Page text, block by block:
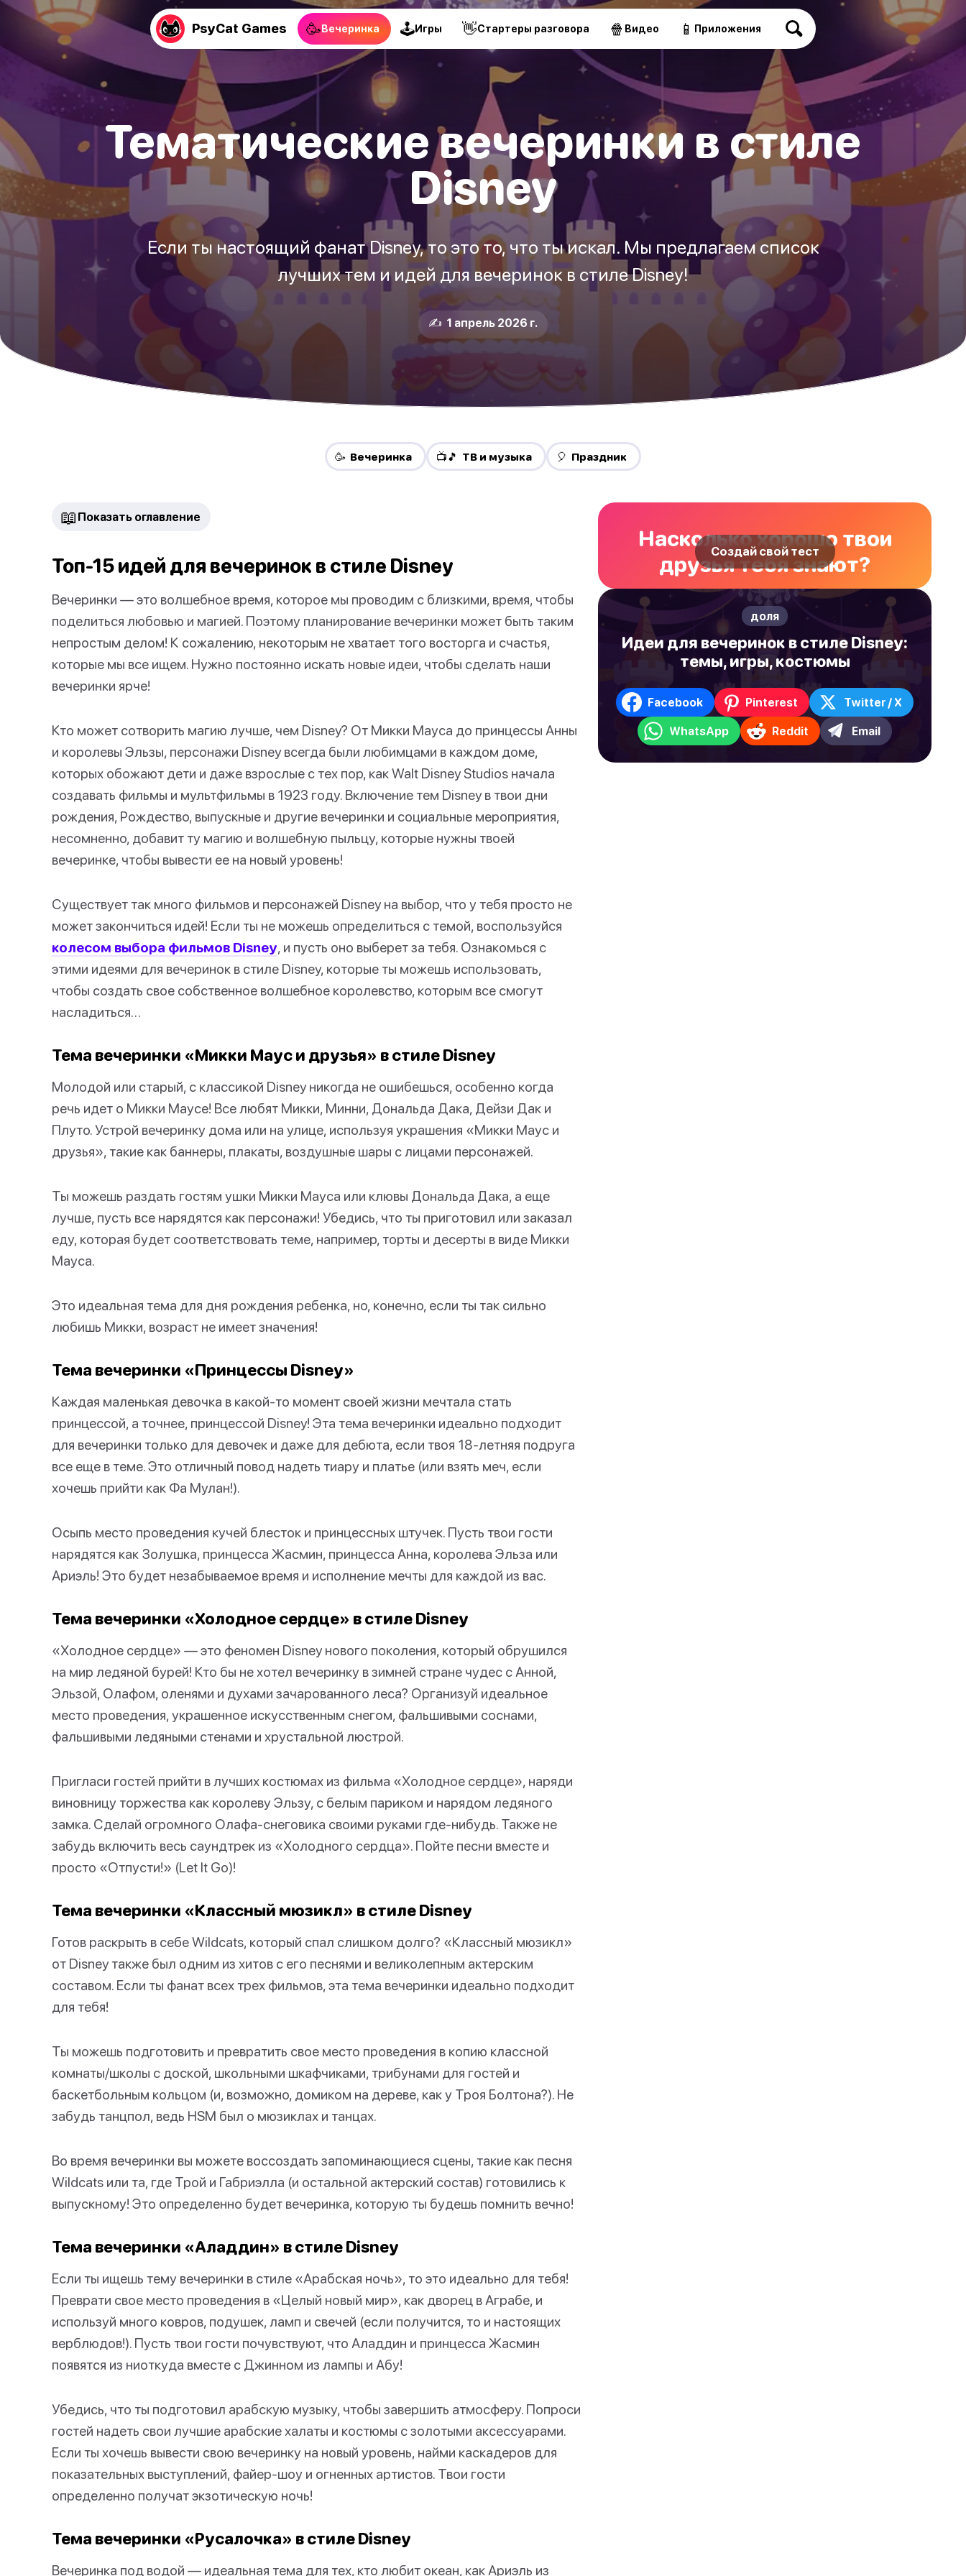
PsyCat Games 🥳Вечеринка 🕹Игры 👋Стартеры разговора 🍿 Видео 📱 Приложения
Тематические вечеринки в стиле
Disney
Если ты настоящий фанат Disney, то это то, что ты искал. Мы предлагаем список
лучших тем и идей для вечеринок в стиле Disney!
✍️ 1 апрель 2026 г.
🥳 Вечеринка 📺🎵 ТВ и музыка 🎈 Праздник
📖 Показать оглавление
Топ-15 идей для вечеринок в стиле Disney
Вечеринки — это волшебное время, которое мы проводим с близкими, время, чтобы
поделиться любовью и магией. Поэтому планирование вечеринки может быть таким
непростым делом! К сожалению, некоторым не хватает того восторга и счастья,
которые мы все ищем. Нужно постоянно искать новые идеи, чтобы сделать наши
вечеринки ярче!
Кто может сотворить магию лучше, чем Disney? От Микки Мауса до принцессы Анны
и королевы Эльзы, персонажи Disney всегда были любимцами в каждом доме,
которых обожают дети и даже взрослые с тех пор, как Walt Disney Studios начала
создавать фильмы и мультфильмы в 1923 году. Включение тем Disney в твои дни
рождения, Рождество, выпускные и другие вечеринки и социальные мероприятия,
несомненно, добавит ту магию и волшебную пыльцу, которые нужны твоей
вечеринке, чтобы вывести ее на новый уровень!
Существует так много фильмов и персонажей Disney на выбор, что у тебя просто не
может закончиться идей! Если ты не можешь определиться с темой, воспользуйся
колесом выбора фильмов Disney, и пусть оно выберет за тебя. Ознакомься с
этими идеями для вечеринок в стиле Disney, которые ты можешь использовать,
чтобы создать свое собственное волшебное королевство, которым все смогут
насладиться…
Тема вечеринки «Микки Маус и друзья» в стиле Disney
Молодой или старый, с классикой Disney никогда не ошибешься, особенно когда
речь идет о Микки Маусе! Все любят Микки, Минни, Дональда Дака, Дейзи Дак и
Плуто. Устрой вечеринку дома или на улице, используя украшения «Микки Маус и
друзья», такие как баннеры, плакаты, воздушные шары с лицами персонажей.
Ты можешь раздать гостям ушки Микки Мауса или клювы Дональда Дака, а еще
лучше, пусть все нарядятся как персонажи! Убедись, что ты приготовил или заказал
еду, которая будет соответствовать теме, например, торты и десерты в виде Микки
Мауса.
Это идеальная тема для дня рождения ребенка, но, конечно, если ты так сильно
любишь Микки, возраст не имеет значения!
Тема вечеринки «Принцессы Disney»
Каждая маленькая девочка в какой-то момент своей жизни мечтала стать
принцессой, а точнее, принцессой Disney! Эта тема вечеринки идеально подходит
для вечеринки только для девочек и даже для дебюта, если твоя 18-летняя подруга
все еще в теме. Это отличный повод надеть тиару и платье (или взять меч, если
хочешь прийти как Фа Мулан!).
Осыпь место проведения кучей блесток и принцессных штучек. Пусть твои гости
нарядятся как Золушка, принцесса Жасмин, принцесса Анна, королева Эльза или
Ариэль! Это будет незабываемое время и исполнение мечты для каждой из вас.
Тема вечеринки «Холодное сердце» в стиле Disney
«Холодное сердце» — это феномен Disney нового поколения, который обрушился
на мир ледяной бурей! Кто бы не хотел вечеринку в зимней стране чудес с Анной,
Эльзой, Олафом, оленями и духами зачарованного леса? Организуй идеальное
место проведения, украшенное искусственным снегом, фальшивыми соснами,
фальшивыми ледяными стенами и хрустальной люстрой.
Пригласи гостей прийти в лучших костюмах из фильма «Холодное сердце», наряди
виновницу торжества как королеву Эльзу, с белым париком и нарядом ледяного
замка. Сделай огромного Олафа-снеговика своими руками где-нибудь. Также не
забудь включить весь саундтрек из «Холодного сердца». Пойте песни вместе и
просто «Отпусти!» (Let It Go)!
Тема вечеринки «Классный мюзикл» в стиле Disney
Готов раскрыть в себе Wildcats, который спал слишком долго? «Классный мюзикл»
от Disney также был одним из хитов с его песнями и великолепным актерским
составом. Если ты фанат всех трех фильмов, эта тема вечеринки идеально подходит
для тебя!
Ты можешь подготовить и превратить свое место проведения в копию классной
комнаты/школы с доской, школьными шкафчиками, трибунами для гостей и
баскетбольным кольцом (и, возможно, домиком на дереве, как у Троя Болтона?). Не
забудь танцпол, ведь HSM был о мюзиклах и танцах.
Во время вечеринки вы можете воссоздать запоминающиеся сцены, такие как песня
Wildcats или та, где Трой и Габриэлла (и остальной актерский состав) готовились к
выпускному! Это определенно будет вечеринка, которую ты будешь помнить вечно!
Тема вечеринки «Аладдин» в стиле Disney
Если ты ищешь тему вечеринки в стиле «Арабская ночь», то это идеально для тебя!
Преврати свое место проведения в «Целый новый мир», как дворец в Аграбе, и
используй много ковров, подушек, ламп и свечей (если получится, то и настоящих
верблюдов!). Пусть твои гости почувствуют, что Аладдин и принцесса Жасмин
появятся из ниоткуда вместе с Джинном из лампы и Абу!
Убедись, что ты подготовил арабскую музыку, чтобы завершить атмосферу. Попроси
гостей надеть свои лучшие арабские халаты и костюмы с золотыми аксессуарами.
Если ты хочешь вывести свою вечеринку на новый уровень, найми каскадеров для
показательных выступлений, файер-шоу и огненных артистов. Твои гости
определенно получат экзотическую ночь!
Тема вечеринки «Русалочка» в стиле Disney
Вечеринка под водой — идеальная тема для тех, кто любит океан, как Ариэль из
Насколько хорошо твои
друзья тебя знают?
Создай свой тест
доля
Идеи для вечеринок в стиле Disney:
темы, игры, костюмы
Facebook Pinterest Twitter / X
WhatsApp Reddit Email